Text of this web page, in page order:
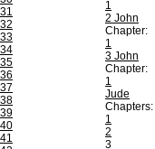
31
32
33
34
35
36
37
38
39
40
41
1
2 John
Chapter:
1
3 John
Chapter:
1
Jude
Chapters:
1
2
3